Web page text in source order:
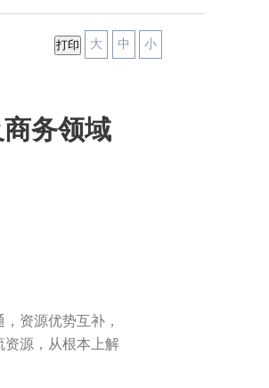
小
中
大
务领域
资源优势互补，
资源，从根本上解